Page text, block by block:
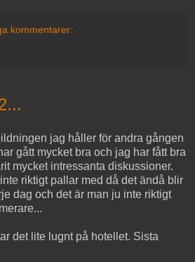
kommentarer:
jag håller för andra gången
gått mycket bra och jag har fått bra
mycket intressanta diskussioner.
riktigt pallar med då det ändå blir
dag och det är man ju inte riktigt
det lite lugnt på hotellet. Sista